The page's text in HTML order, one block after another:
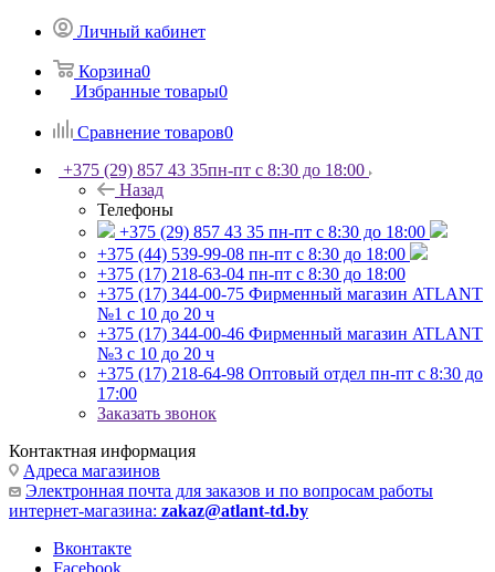
Личный кабинет
Корзина0
Избранные товары0
Сравнение товаров0
+375 (29) 857 43 35пн-пт с 8:30 до 18:00
Назад
Телефоны
+375 (29) 857 43 35 пн-пт с 8:30 до 18:00
+375 (44) 539-99-08 пн-пт с 8:30 до 18:00
+375 (17) 218-63-04 пн-пт с 8:30 до 18:00
+375 (17) 344-00-75 Фирменный магазин ATLANT
№1 с 10 до 20 ч
+375 (17) 344-00-46 Фирменный магазин ATLANT
№3 с 10 до 20 ч
+375 (17) 218-64-98 Оптовый отдел пн-пт с 8:30 до
17:00
Заказать звонок
Контактная информация
Адреса магазинов
Электронная почта для заказов и по вопросам работы
интернет-магазина: zakaz@atlant-td.by
Вконтакте
Facebook